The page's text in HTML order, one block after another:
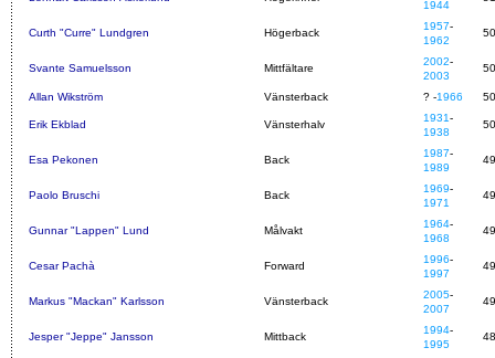
1944
Curth "Curre" Lundgren Högerback
1957-
1962
50
Svante Samuelsson Mittfältare
2002-
2003
50
Allan Wikström Vänsterback ? -1966 50
Erik Ekblad Vänsterhalv
1931-
1938
50
Esa Pekonen Back
1987-
1989
49
Paolo Bruschi Back
1969-
1971
49
Gunnar "Lappen" Lund Målvakt
1964-
1968
49
Cesar Pachà Forward
1996-
1997
49
Markus "Mackan" Karlsson Vänsterback
2005-
2007
49
Jesper "Jeppe" Jansson Mittback
1994-
1995
48